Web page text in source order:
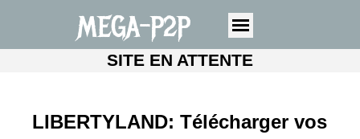
MEGA-P2P
SITE EN ATTENTE
LIBERTYLAND: Télécharger vos